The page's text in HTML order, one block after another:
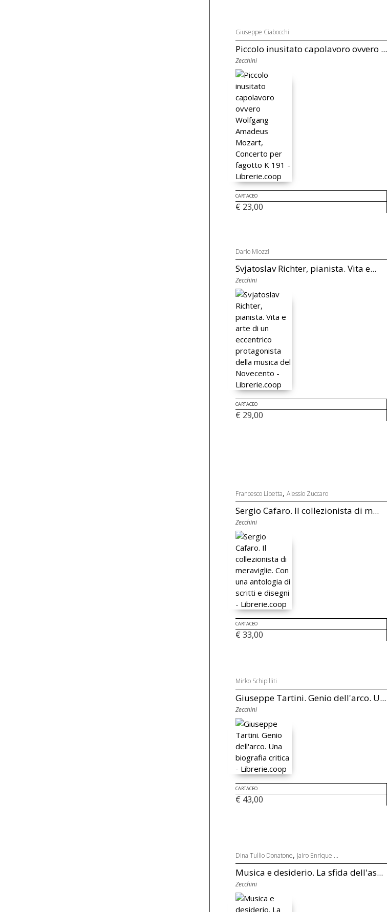
Giuseppe Ciabocchi
Piccolo inusitato capolavoro ovvero ...
Zecchini
CARTACEO
€ 23,00
Dario Miozzi
Svjatoslav Richter, pianista. Vita e...
Zecchini
CARTACEO
€ 29,00
Francesco Libetta, Alessio Zuccaro
Sergio Cafaro. Il collezionista di m...
Zecchini
CARTACEO
€ 33,00
Mirko Schipilliti
Giuseppe Tartini. Genio dell'arco. U...
Zecchini
CARTACEO
€ 43,00
Dina Tullio Donatone, Jairo Enrique ...
Musica e desiderio. La sfida dell'as...
Zecchini